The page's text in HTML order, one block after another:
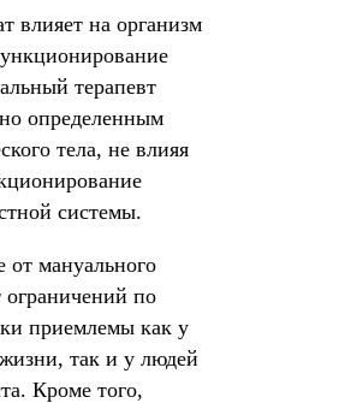
влияет на организм
терапевт
определенным
тела, не влияя
системы.
от мануального
ограничений по
приемлемы как у
так и у людей
Кроме того,